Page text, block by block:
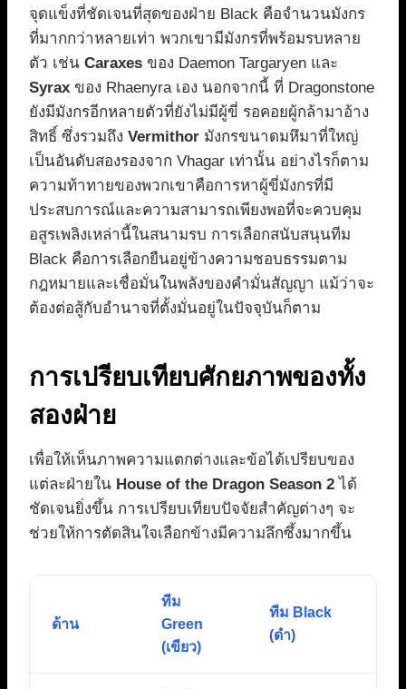
จุดแข็งที่ชัดเจนที่สุดของฝ่าย Black คือจำนวนมังกร
ที่มากกว่าหลายเท่า พวกเขามีมังกรที่พร้อมรบหลาย
ตัว เช่น Caraxes ของ Daemon Targaryen และ
Syrax ของ Rhaenyra เอง นอกจากนี้ ที่ Dragonstone
ยังมีมังกรอีกหลายตัวที่ยังไม่มีผู้ขี่ รอคอยผู้กล้ามาอ้าง
สิทธิ์ ซึ่งรวมถึง Vermithor มังกรขนาดมหึมาที่ใหญ่
เป็นอันดับสองรองจาก Vhagar เท่านั้น อย่างไรก็ตาม
ความท้าทายของพวกเขาคือการหาผู้ขี่มังกรที่มี
ประสบการณ์และความสามารถเพียงพอที่จะควบคุม
อสูรเพลิงเหล่านี้ในสนามรบ การเลือกสนับสนุนทีม
Black คือการเลือกยืนอยู่ข้างความชอบธรรมตาม
กฎหมายและเชื่อมั่นในพลังของคำมั่นสัญญา แม้ว่าจะ
ต้องต่อสู้กับอำนาจที่ตั้งมั่นอยู่ในปัจจุบันก็ตาม
การเปรียบเทียบศักยภาพของทั้ง
สองฝ่าย
เพื่อให้เห็นภาพความแตกต่างและข้อได้เปรียบของ
แต่ละฝ่ายใน House of the Dragon Season 2 ได้
ชัดเจนยิ่งขึ้น การเปรียบเทียบปัจจัยสำคัญต่างๆ จะ
ช่วยให้การตัดสินใจเลือกข้างมีความลึกซึ้งมากขึ้น
ด้าน
ทีม
Green
(เขียว)
ทีม Black
(ดำ)